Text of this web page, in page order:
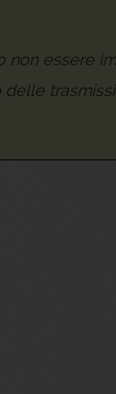
non essere